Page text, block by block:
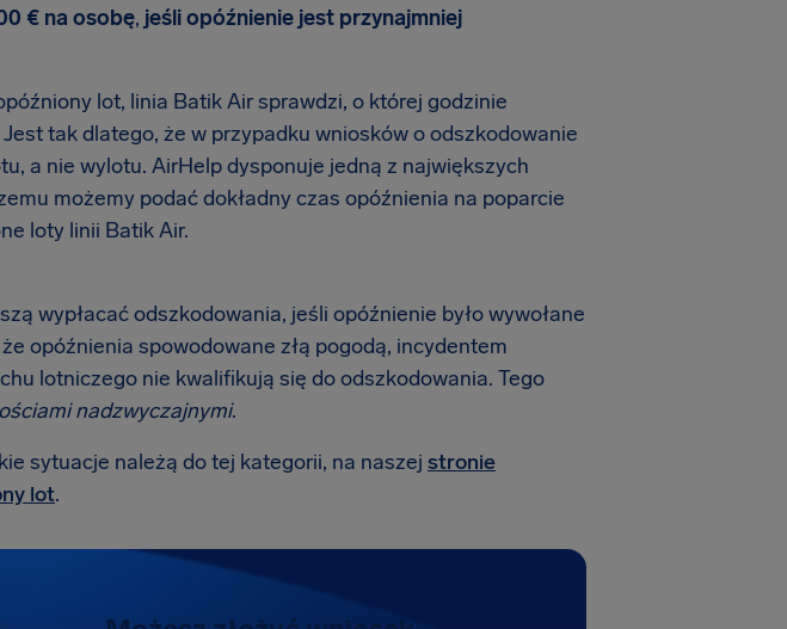
€ na osobę, jeśli opóźnienie jest przynajmniej
lot, linia Batik Air sprawdzi, o której godzinie
tak dlatego, że w przypadku wniosków o odszkodowanie
a nie wylotu. AirHelp dysponuje jedną z największych
możemy podać dokładny czas opóźnienia na poparcie
loty linii Batik Air.
wypłacać odszkodowania, jeśli opóźnienie było wywołane
opóźnienia spowodowane złą pogodą, incydentem
lotniczego nie kwalifikują się do odszkodowania. Tego
nadzwyczajnymi.
sytuacje należą do tej kategorii, na naszej stronie
lot.